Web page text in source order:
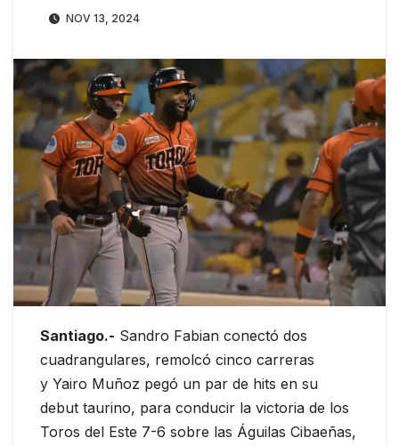
NOV 13, 2024
Santiago.- Sandro Fabian conectó dos
cuadrangulares, remolcó cinco carreras
y Yairo Muñoz pegó un par de hits en su
debut taurino, para conducir la victoria de los
Toros del Este 7-6 sobre las Águilas Cibaeñas,